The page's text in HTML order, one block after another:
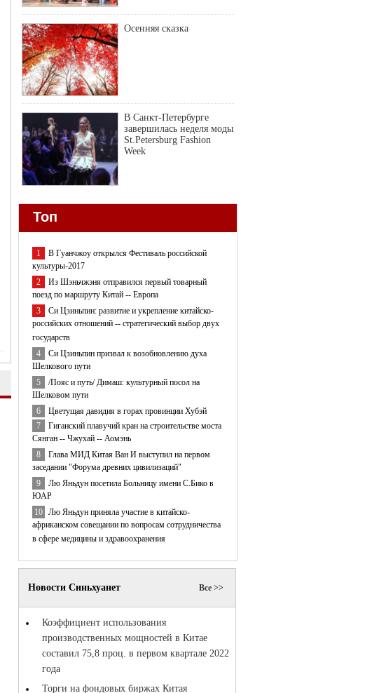
Осенняя сказка
В Санкт-Петербурге
завершилась неделя моды
St.Petersburg Fashion
Week
Топ
1 В Гуанчжоу открылся Фестиваль российской
культуры-2017
2 Из Шэньчжэня отправился первый товарный
поезд по маршруту Китай -- Европа
3 Си Цзиньпин: развитие и укрепление китайско-
российских отношений -- стратегический выбор двух
государств
4 Си Цзиньпин призвал к возобновлению духа
Шелкового пути
5 /Пояс и путь/ Димаш: культурный посол на
Шелковом пути
6
Цветущая давидия в горах провинции Хубэй
7
Гиганский плавучий кран на строительстве моста
Сянган -- Чжухай -- Аомэнь
8 Глава МИД Китая Ван И выступил на первом
заседании "Форума древних цивилизаций"
9 Лю Яньдун посетила Больницу имени С.Бико в
ЮАР
10 Лю Яньдун приняла участие в китайско-
африканском совещании по вопросам сотрудничества
в сфере медицины и здравоохранения